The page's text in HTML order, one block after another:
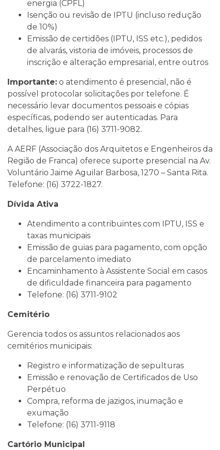
energia (CPFL)
Isenção ou revisão de IPTU (incluso redução
de 10%)
Emissão de certidões (IPTU, ISS etc.), pedidos
de alvarás, vistoria de imóveis, processos de
inscrição e alteração empresarial, entre outros
Importante: o atendimento é presencial, não é
possível protocolar solicitações por telefone. É
necessário levar documentos pessoais e cópias
específicas, podendo ser autenticadas. Para
detalhes, ligue para (16) 3711-9082.
A AERF (Associação dos Arquitetos e Engenheiros da
Região de Franca) oferece suporte presencial na Av.
Voluntário Jaime Aguilar Barbosa, 1270 – Santa Rita.
Telefone: (16) 3722-1827.
Dívida Ativa
Atendimento a contribuintes com IPTU, ISS e
taxas municipais
Emissão de guias para pagamento, com opção
de parcelamento imediato
Encaminhamento à Assistente Social em casos
de dificuldade financeira para pagamento
Telefone: (16) 3711-9102
Cemitério
Gerencia todos os assuntos relacionados aos
cemitérios municipais:
Registro e informatização de sepulturas
Emissão e renovação de Certificados de Uso
Perpétuo
Compra, reforma de jazigos, inumação e
exumação
Telefone: (16) 3711-9118
Cartório Municipal